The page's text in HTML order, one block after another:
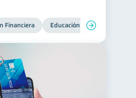
4
Deberes 4
de Bancos
2
2
Financiera Educación financiera